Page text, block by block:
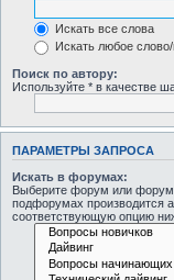
Искать все слова
Искать любое
Поиск по автору:
Используйте * в качестве
ПАРАМЕТРЫ ЗАПРОСА
Искать в форумах:
Выберите форум или
подфорумах производится
соответствующую опцию